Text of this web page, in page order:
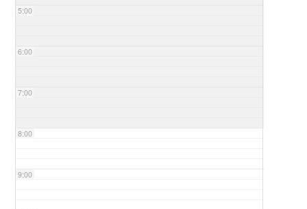
5:00
6:00
7:00
8:00
9:00